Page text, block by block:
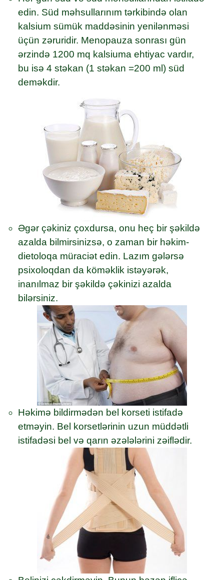
edin. Süd məhsullarınım tərkibində olan
kalsium sümük maddəsinin yenilənməsi
üçün zəruridir. Menopauza sonrası gün
ərzində 1200 mq kalsiuma ehtiyac vardır,
bu isə 4 stəkan (1 stəkan =200 ml) süd
deməkdir.
Əgər çəkiniz çoxdursa, onu heç bir şəkildə
azalda bilmirsinizsə, o zaman bir həkim-
dietoloqa müraciət edin. Lazım gələrsə
psixoloqdan da köməklik istəyərək,
inanılmaz bir şəkildə çəkinizi azalda
bilərsiniz.
Həkimə bildirmədən bel korseti istifadə
etməyin. Bel korsetlərinin uzun müddətli
istifadəsi bel və qarın əzələlərini zəiflədir.